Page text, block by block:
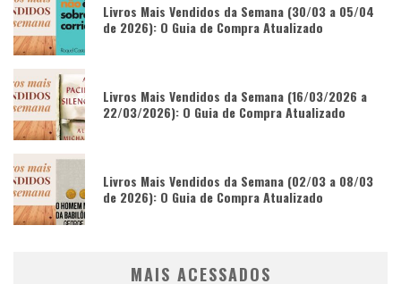
Livros Mais Vendidos da Semana (30/03 a 05/04
de 2026): O Guia de Compra Atualizado
Livros Mais Vendidos da Semana (16/03/2026 a
22/03/2026): O Guia de Compra Atualizado
Livros Mais Vendidos da Semana (02/03 a 08/03
de 2026): O Guia de Compra Atualizado
MAIS ACESSADOS